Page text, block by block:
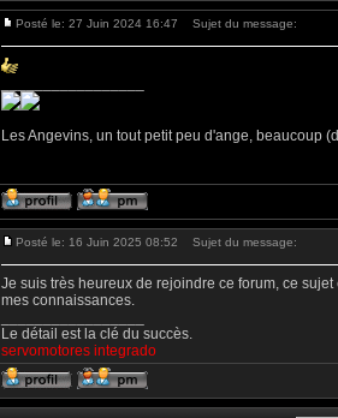
Posté le: 27 Juin 2024 16:47 Sujet du message:
Les Angevins, un tout petit peu d'ange, beaucoup
Posté le: 16 Juin 2025 08:52 Sujet du message:
Je suis très heureux de rejoindre ce forum, ce
mes connaissances.
Le détail est la clé du succès.
servomotores integrado